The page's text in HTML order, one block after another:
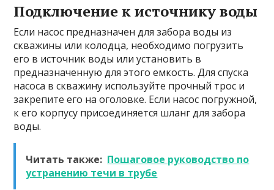
Подключение к источнику воды
Если насос предназначен для забора воды из
скважины или колодца, необходимо погрузить
его в источник воды или установить в
предназначенную для этого емкость. Для спуска
насоса в скважину используйте прочный трос и
закрепите его на оголовке. Если насос погружной,
к его корпусу присоединяется шланг для забора
воды.
Читать также: Пошаговое руководство по
устранению течи в трубе